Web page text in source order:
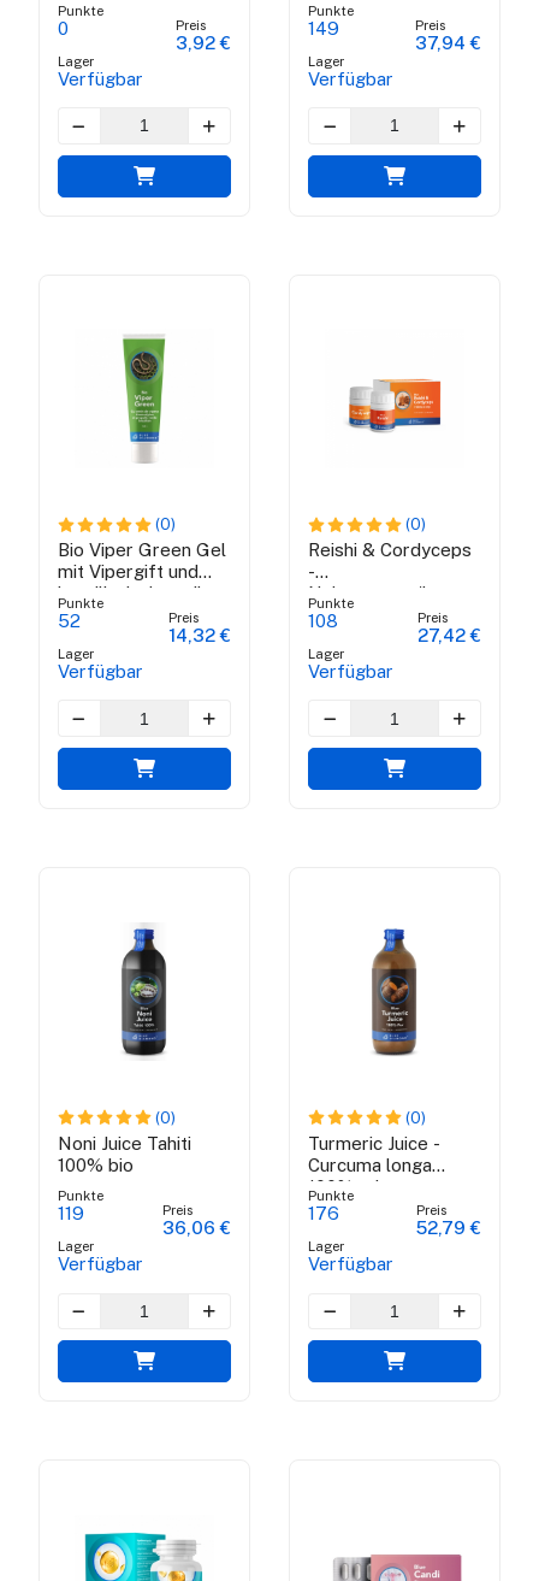
Punkte
0
Lager
Verfügbar
Preis
3,92 €
Punkte
149
Lager
Verfügbar
Preis
37,94 €
(0)
Bio Viper Green Gel
mit Vipergift und
brasilianische grüne
Propolis - 100 ml
Punkte
52
Lager
Verfügbar
Preis
14,32 €
(0)
Reishi & Cordyceps
-
Nahrungsergänzungsmittel
Punkte
108
Lager
Verfügbar
Preis
27,42 €
(0)
Noni Juice Tahiti
100% bio
Punkte
119
Lager
Verfügbar
Preis
36,06 €
(0)
Turmeric Juice -
Curcuma longa
100% rainer
Punkte
176
Lager
Verfügbar
Preis
52,79 €